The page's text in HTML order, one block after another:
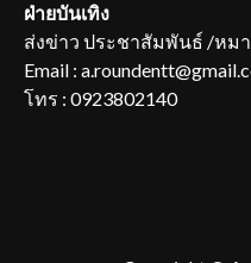
ฝ่ายบันเทิง
ส่งข่าว ประชาสัมพันธ์ /หม
Email :
โทร : 0923802140